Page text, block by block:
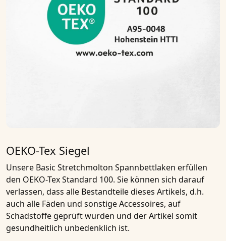
OEKO-Tex Siegel
Unsere Basic Stretchmolton Spannbettlaken erfüllen
den OEKO-Tex Standard 100. Sie können sich darauf
verlassen, dass alle Bestandteile dieses Artikels, d.h.
auch alle Fäden und sonstige Accessoires, auf
Schadstoffe geprüft wurden und der Artikel somit
gesundheitlich unbedenklich ist.